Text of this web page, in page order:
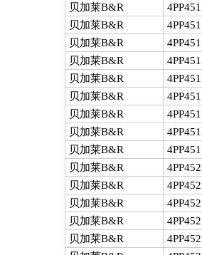
贝加莱B&R
贝加莱B&R
贝加莱B&R
贝加莱B&R
贝加莱B&R
贝加莱B&R
贝加莱B&R
贝加莱B&R
贝加莱B&R
贝加莱B&R
贝加莱B&R
贝加莱B&R
贝加莱B&R
贝加莱B&R